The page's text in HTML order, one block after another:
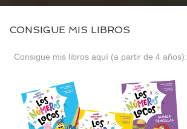
CONSIGUE MIS LIBROS
Consigue mis libros aquí (a partir de 4 años):